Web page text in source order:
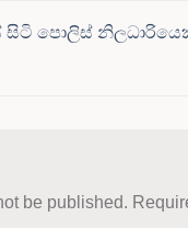
සිටි පොලිස්
be published.